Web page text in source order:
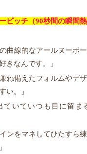
ピッチ（90秒間の瞬間熱
曲線的なアールヌーボ
きなんです。」
ね備えたフォルムやデ
い。」
ていていつも目に留ま
ンをマネしてひたすら